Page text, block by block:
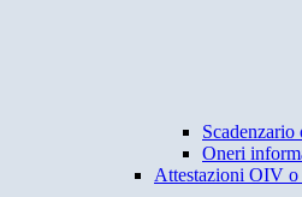
Oneri
Attestazioni OIV o